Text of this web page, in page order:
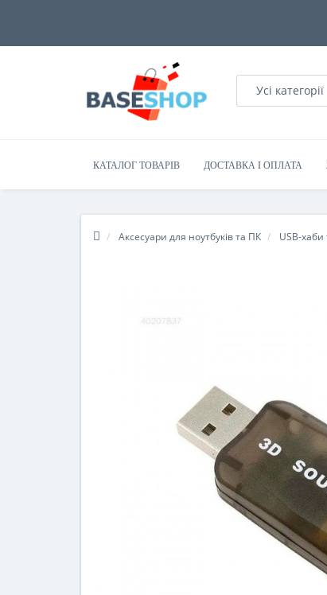
Усі категорії
КАТАЛОГ ТОВАРІВ ДОСТАВКА І ОПЛАТА
Аксесуари для ноутбуків та ПК USB-хаби